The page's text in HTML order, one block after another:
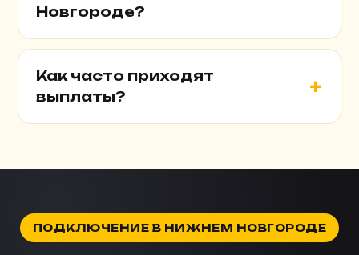
Новгороде?
Как часто приходят
выплаты?
ПОДКЛЮЧЕНИЕ В НИЖНЕМ НОВГОРОДЕ